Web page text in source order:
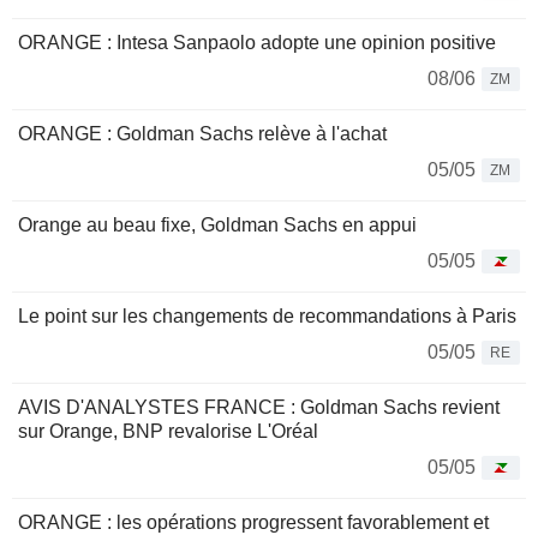
ORANGE : Intesa Sanpaolo adopte une opinion positive
08/06
ZM
ORANGE : Goldman Sachs relève à l'achat
05/05
ZM
Orange au beau fixe, Goldman Sachs en appui
05/05
Le point sur les changements de recommandations à Paris
05/05
RE
AVIS D'ANALYSTES FRANCE : Goldman Sachs revient
sur Orange, BNP revalorise L'Oréal
05/05
ORANGE : les opérations progressent favorablement et